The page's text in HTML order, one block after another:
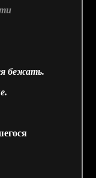
бежать.